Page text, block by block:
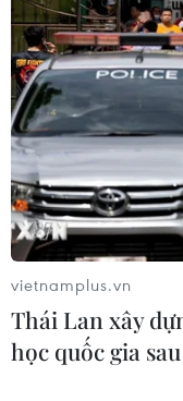
vietnamplus.vn
Thái Lan xây
học quốc gia